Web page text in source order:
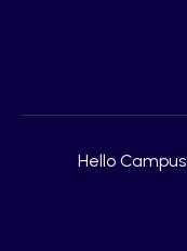
Hello Campus